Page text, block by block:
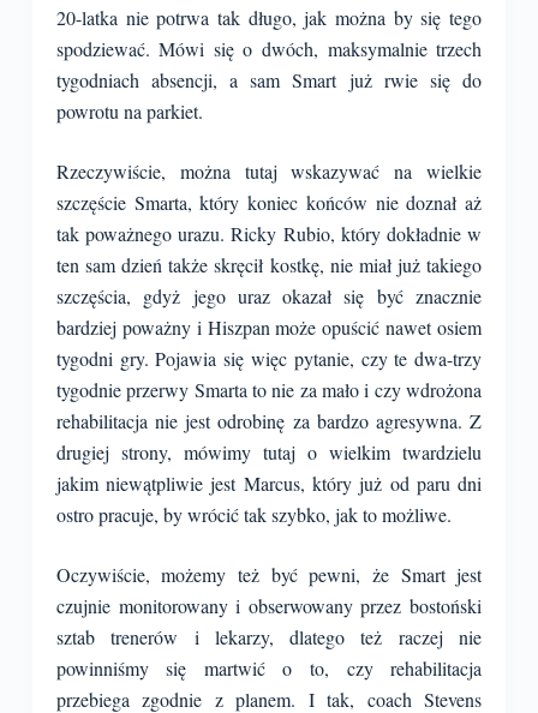
20-latka nie potrwa tak długo, jak można by się tego
spodziewać. Mówi się o dwóch, maksymalnie trzech
tygodniach absencji, a sam Smart już rwie się do
powrotu na parkiet.
Rzeczywiście, można tutaj wskazywać na wielkie
szczęście Smarta, który koniec końców nie doznał aż
tak poważnego urazu. Ricky Rubio, który dokładnie w
ten sam dzień także skręcił kostkę, nie miał już takiego
szczęścia, gdyż jego uraz okazał się być znacznie
bardziej poważny i Hiszpan może opuścić nawet osiem
tygodni gry. Pojawia się więc pytanie, czy te dwa-trzy
tygodnie przerwy Smarta to nie za mało i czy wdrożona
rehabilitacja nie jest odrobinę za bardzo agresywna. Z
drugiej strony, mówimy tutaj o wielkim twardzielu
jakim niewątpliwie jest Marcus, który już od paru dni
ostro pracuje, by wrócić tak szybko, jak to możliwe.
Oczywiście, możemy też być pewni, że Smart jest
czujnie monitorowany i obserwowany przez bostoński
sztab trenerów i lekarzy, dlatego też raczej nie
powinniśmy się martwić o to, czy rehabilitacja
przebiega zgodnie z planem. I tak, coach Stevens